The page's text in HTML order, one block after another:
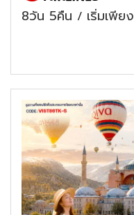
8วัน 5คืน / เริ่มเพียง